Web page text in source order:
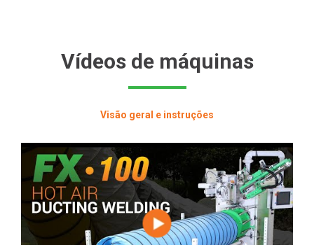
Vídeos de máquinas
Visão geral e instruções